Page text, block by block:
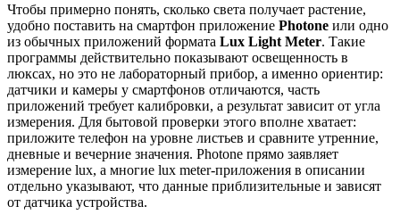
Чтобы примерно понять, сколько света получает растение,
удобно поставить на смартфон приложение Photone или одно
из обычных приложений формата Lux Light Meter. Такие
программы действительно показывают освещенность в
люксах, но это не лабораторный прибор, а именно ориентир:
датчики и камеры у смартфонов отличаются, часть
приложений требует калибровки, а результат зависит от угла
измерения. Для бытовой проверки этого вполне хватает:
приложите телефон на уровне листьев и сравните утренние,
дневные и вечерние значения. Photone прямо заявляет
измерение lux, а многие lux meter-приложения в описании
отдельно указывают, что данные приблизительные и зависят
от датчика устройства.